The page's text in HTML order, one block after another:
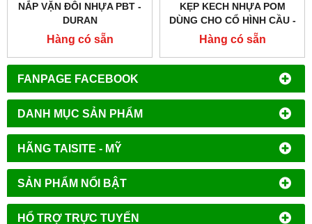
FANPAGE FACEBOOK
DANH MỤC SẢN PHẨM
HÃNG TAISITE - MỸ
SẢN PHẨM NỔI BẬT
HỔ TRỢ TRỰC TUYẾN
NẮP VẶN ĐÔI NHỰA PBT -
DURAN
Hàng có sẵn
KẸP KECH NHỰA POM
DÙNG CHO CỔ HÌNH CẦU -
DURAN
Hàng có sẵn